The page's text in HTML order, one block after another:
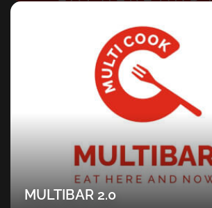
MULTIBAR 2.0